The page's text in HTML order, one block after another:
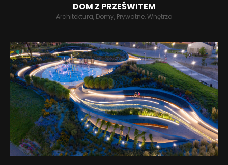
DOM Z PRZEŚWITEM
Architektura, Domy, Prywatne, Wnętrza